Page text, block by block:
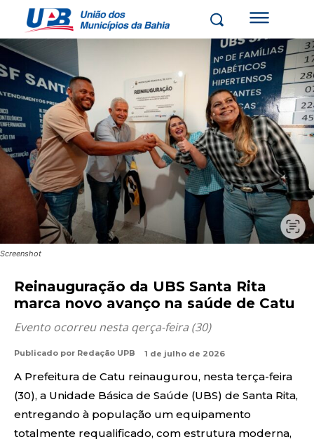
Screenshot
Reinauguração da UBS Santa Rita
marca novo avanço na saúde de Catu
Evento ocorreu nesta qerça-feira (30)
Publicado por Redação UPB 1 de julho de 2026
A Prefeitura de Catu reinaugurou, nesta terça-feira
(30), a Unidade Básica de Saúde (UBS) de Santa Rita,
entregando à população um equipamento
totalmente requalificado, com estrutura moderna,